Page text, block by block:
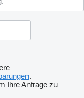
.
Ihre Anfrage zu